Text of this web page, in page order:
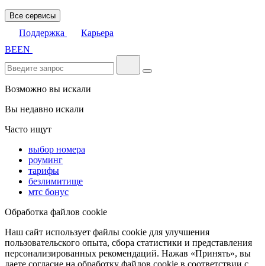
Все сервисы
Поддержка
Карьера
BEEN
Возможно вы искали
Вы недавно искали
Часто ищут
выбор номера
роуминг
тарифы
безлимитище
мтс бонус
Обработка файлов cookie
Наш сайт использует файлы cookie для улучшения
пользовательского опыта, сбора статистики и представления
персонализированных рекомендаций. Нажав «Принять», вы
даете согласие на обработку файлов cookie в соответствии с